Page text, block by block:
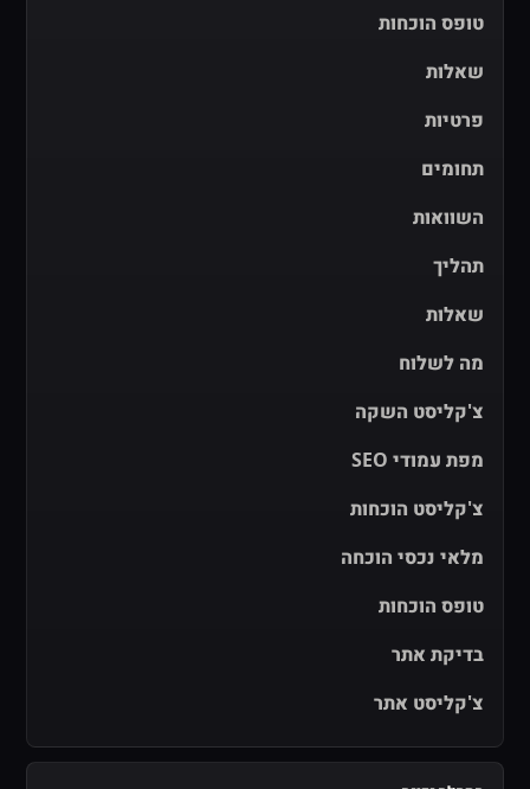
טופס הוכחות
שאלות
פרטיות
תחומים
השוואות
תהליך
שאלות
מה לשלוח
צ'קליסט השקה
מפת עמודי SEO
צ'קליסט הוכחות
מלאי נכסי הוכחה
טופס הוכחות
בדיקת אתר
צ'קליסט אתר